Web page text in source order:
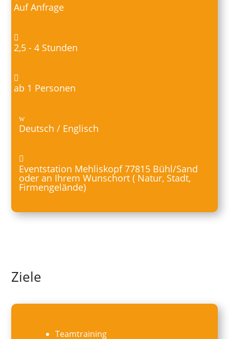
Auf Anfrage
2,5 - 4 Stunden
ab 1 Personen
Deutsch / Englisch
Eventstation Mehliskopf 77815 Bühl/Sand
oder an Ihrem Wunschort ( Natur, Stadt,
Firmengelände)
Ziele
Teamtraining